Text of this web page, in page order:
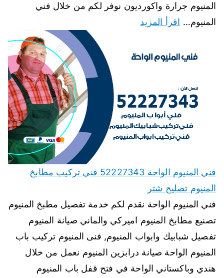
المنيوم جرارة واكورديون نوفر لكم من خلال فني
المنيوم… اقرأ المزيد
فني المنيوم الواحة 52227343 فني تركيب مطابخ
المنيوم تصليح شتر
فني المنيوم الواحة نقدم لكم خدمة تفصيل مطبخ المنيوم
تصنيع مطابخ المنيوم اميركي والماني صيانة المنيوم
تفصيل شبابيك وابواب المنيوم, فنى المنيوم تركيب باب
المنيوم الواحة صيانة درابزين المنيوم نعمل من خلال
هندي وباكستاني الواحة في فتح قفل باب المنيوم